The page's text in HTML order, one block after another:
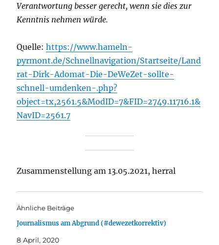
Verantwortung besser gerecht, wenn sie dies zur
Kenntnis nehmen würde.
Quelle:https://www.hameln-
pyrmont.de/Schnellnavigation/Startseite/Land
rat-Dirk-Adomat-Die-DeWeZet-sollte-
schnell-umdenken-.php?
object=tx,2561.5&ModID=7&FID=2749.11716.1&
NavID=2561.7
Zusammenstellung am 13.05.2021, herral
Ähnliche Beiträge
Journalismus am Abgrund (#dewezetkorrektiv)
8 April, 2020